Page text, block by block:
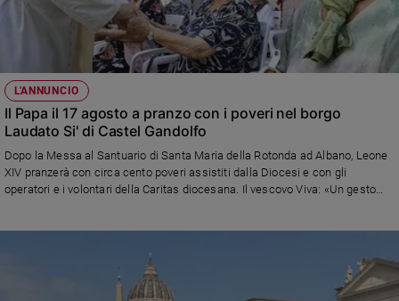
L'ANNUNCIO
Il Papa il 17 agosto a pranzo con i poveri nel borgo
Laudato Si' di Castel Gandolfo
Dopo la Messa al Santuario di Santa Maria della Rotonda ad Albano, Leone
XIV pranzerà con circa cento poveri assistiti dalla Diocesi e con gli
operatori e i volontari della Caritas diocesana. Il vescovo Viva: «Un gesto